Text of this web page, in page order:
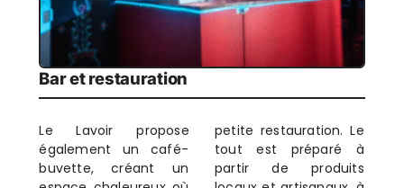
Bar et restauration
Le Lavoir propose
également un café-
buvette, créant un
petite restauration. Le
tout est préparé à
partir de produits